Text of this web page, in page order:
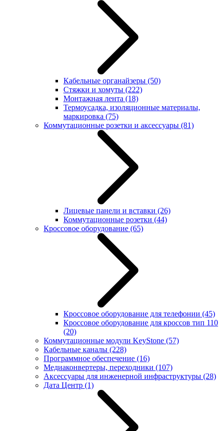
Кабельные органайзеры (50)
Стяжки и хомуты (222)
Монтажная лента (18)
Термоусадка, изоляционные материалы,
маркировка (75)
Коммутационные розетки и аксессуары (81)
Лицевые панели и вставки (26)
Коммутационные розетки (44)
Кроссовое оборудование (65)
Кроссовое оборудование для телефонии (45)
Кроссовое оборудование для кроссов тип 110
(20)
Коммутационные модули KeyStone (57)
Кабельные каналы (228)
Программное обеспечение (16)
Медиаконвертеры, переходники (107)
Аксессуары для инженерной инфраструктуры (28)
Дата Центр (1)